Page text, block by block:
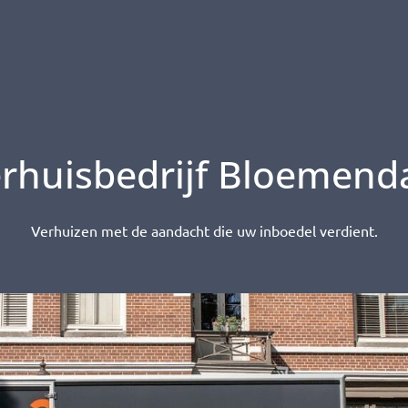
Verhuizen met de aandacht die uw inboedel verdient.